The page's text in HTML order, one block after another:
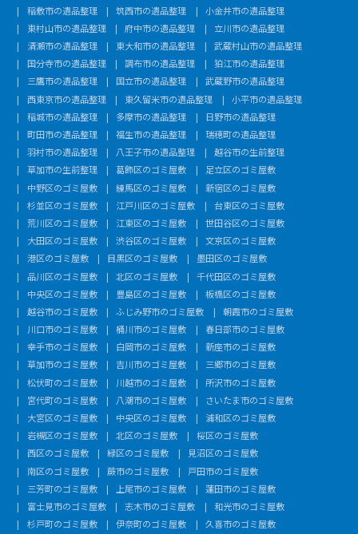
稲敷市の遺品整理
筑西市の遺品整理
小金井市の遺品整理
東村山市の遺品整理
府中市の遺品整理
立川市の遺品整理
清瀬市の遺品整理
東大和市の遺品整理
武蔵村山市の遺品整理
国分寺市の遺品整理
調布市の遺品整理
狛江市の遺品整理
三鷹市の遺品整理
国立市の遺品整理
武蔵野市の遺品整理
西東京市の遺品整理
東久留米市の遺品整理
小平市の遺品整理
稲城市の遺品整理
多摩市の遺品整理
日野市の遺品整理
町田市の遺品整理
福生市の遺品整理
瑞穂町の遺品整理
羽村市の遺品整理
八王子市の遺品整理
越谷市の生前整理
草加市の生前整理
葛飾区のゴミ屋敷
足立区のゴミ屋敷
中野区のゴミ屋敷
練馬区のゴミ屋敷
新宿区のゴミ屋敷
杉並区のゴミ屋敷
江戸川区のゴミ屋敷
台東区のゴミ屋敷
荒川区のゴミ屋敷
江東区のゴミ屋敷
世田谷区のゴミ屋敷
大田区のゴミ屋敷
渋谷区のゴミ屋敷
文京区のゴミ屋敷
港区のゴミ屋敷
目黒区のゴミ屋敷
墨田区のゴミ屋敷
品川区のゴミ屋敷
北区のゴミ屋敷
千代田区のゴミ屋敷
中央区のゴミ屋敷
豊島区のゴミ屋敷
板橋区のゴミ屋敷
越谷市のゴミ屋敷
ふじみ野市のゴミ屋敷
朝霞市のゴミ屋敷
川口市のゴミ屋敷
桶川市のゴミ屋敷
春日部市のゴミ屋敷
幸手市のゴミ屋敷
白岡市のゴミ屋敷
新座市のゴミ屋敷
草加市のゴミ屋敷
吉川市のゴミ屋敷
三郷市のゴミ屋敷
松伏町のゴミ屋敷
川越市のゴミ屋敷
所沢市のゴミ屋敷
宮代町のゴミ屋敷
八潮市のゴミ屋敷
さいたま市のゴミ屋敷
大宮区のゴミ屋敷
中央区のゴミ屋敷
浦和区のゴミ屋敷
岩槻区のゴミ屋敷
北区のゴミ屋敷
桜区のゴミ屋敷
西区のゴミ屋敷
緑区のゴミ屋敷
見沼区のゴミ屋敷
南区のゴミ屋敷
蕨市のゴミ屋敷
戸田市のゴミ屋敷
三芳町のゴミ屋敷
上尾市のゴミ屋敷
蓮田市のゴミ屋敷
富士見市のゴミ屋敷
志木市のゴミ屋敷
和光市のゴミ屋敷
杉戸町のゴミ屋敷
伊奈町のゴミ屋敷
久喜市のゴミ屋敷